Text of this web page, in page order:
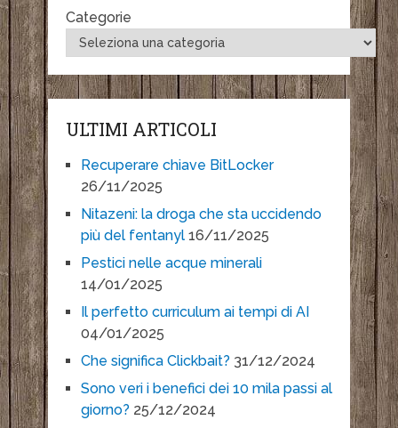
Categorie
ULTIMI ARTICOLI
Recuperare chiave BitLocker
26/11/2025
Nitazeni: la droga che sta uccidendo
più del fentanyl 16/11/2025
Pestici nelle acque minerali
14/01/2025
Il perfetto curriculum ai tempi di AI
04/01/2025
Che significa Clickbait? 31/12/2024
Sono veri i benefici dei 10 mila passi al
giorno? 25/12/2024